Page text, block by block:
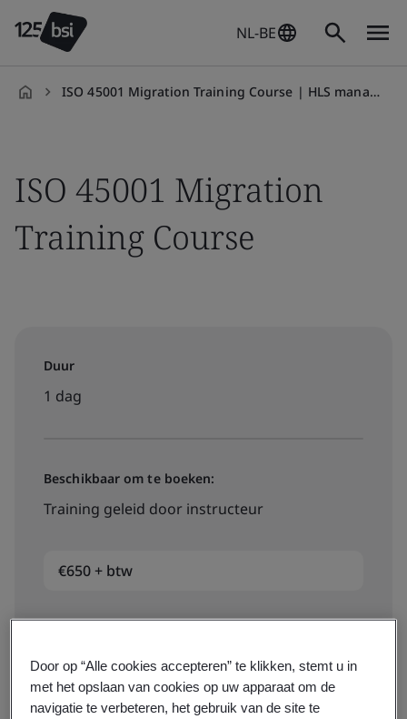
NL-BE
ISO 45001 Migration Training Course | HLS managenment
ISO 45001 Migration
Training Course
Duur
1 dag
Beschikbaar om te boeken:
Training geleid door instructeur
€650 + btw
Door op “Alle cookies accepteren” te klikken, stemt u in
met het opslaan van cookies op uw apparaat om de
navigatie te verbeteren, het gebruik van de site te